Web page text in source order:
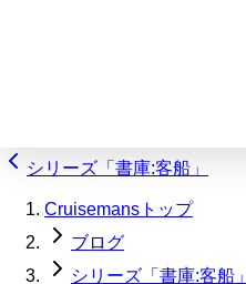
シリーズ「書庫:客船」
Cruisemansトップ
ブログ
シリーズ「書庫:客船」